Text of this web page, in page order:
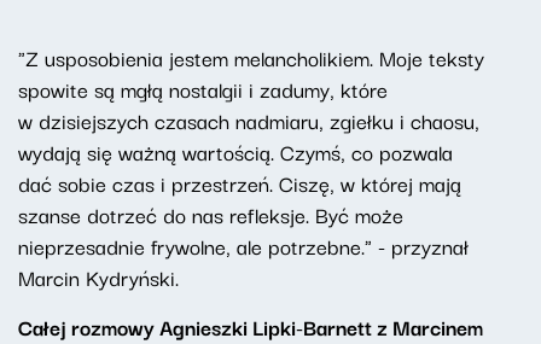
"Z usposobienia jestem melancholikiem. Moje teksty
spowite są mgłą nostalgii i zadumy, które
w dzisiejszych czasach nadmiaru, zgiełku i chaosu,
wydają się ważną wartością. Czymś, co pozwala
dać sobie czas i przestrzeń. Ciszę, w której mają
szanse dotrzeć do nas refleksje. Być może
nieprzesadnie frywolne, ale potrzebne." - przyznał
Marcin Kydryński.
Całej rozmowy Agnieszki Lipki-Barnett z Marcinem